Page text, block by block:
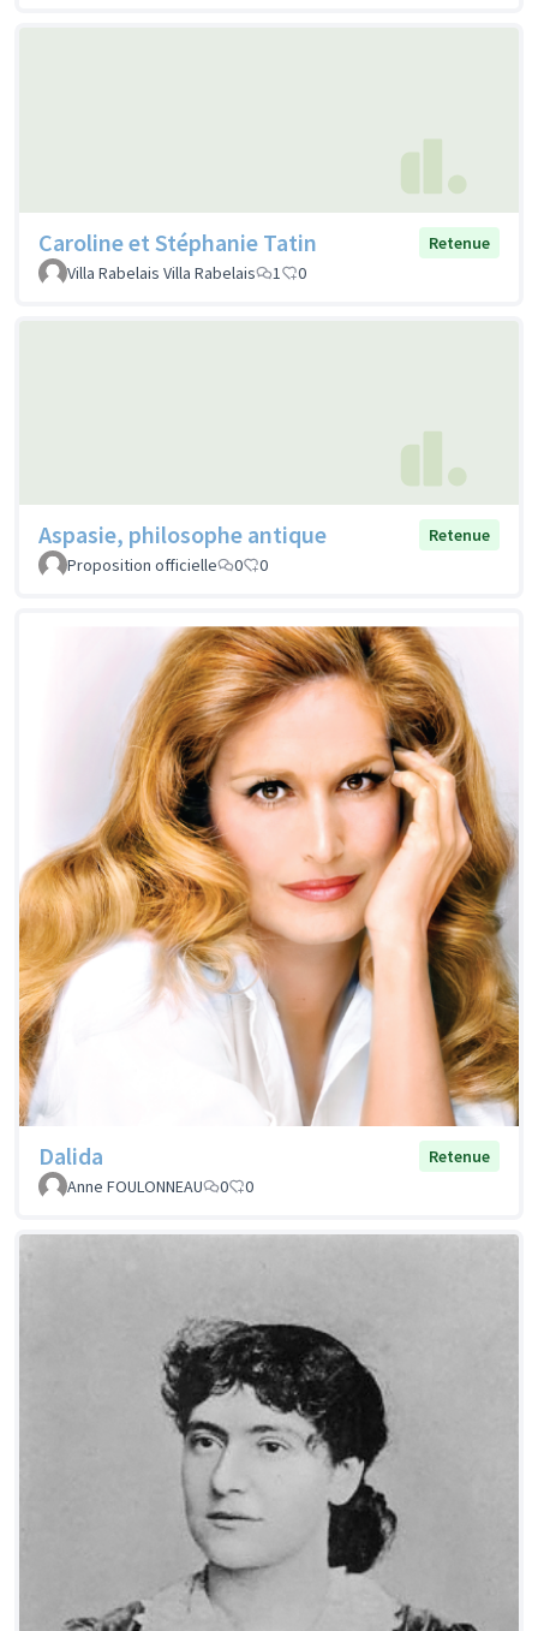
Caroline et Stéphanie Tatin
Retenue
Villa Rabelais Villa Rabelais
1 0
Aspasie, philosophe antique
Retenue
Proposition officielle
0 0
Dalida
Retenue
Anne FOULONNEAU
0 0